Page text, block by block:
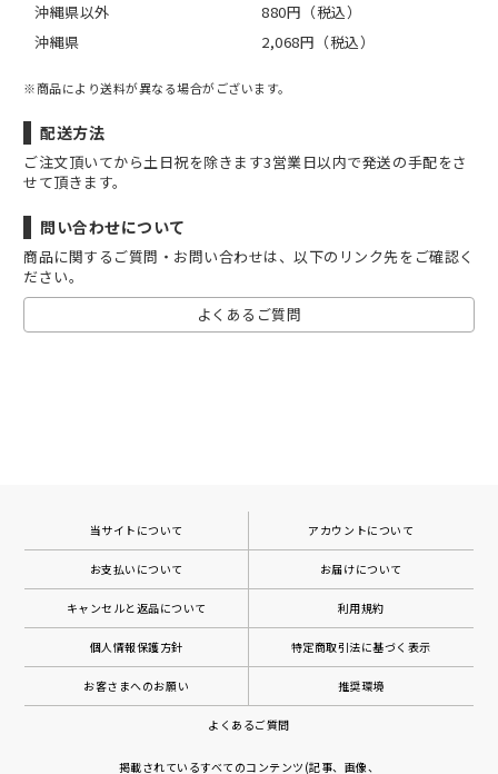
沖縄県以外
880円（税込）
沖縄県
2,068円（税込）
※商品により送料が異なる場合がございます。
配送方法
ご注文頂いてから土日祝を除きます3営業日以内で発送の手配をさ
せて頂きます。
問い合わせについて
商品に関するご質問・お問い合わせは、以下のリンク先をご確認く
ださい。
よくあるご質問
当サイトについて アカウントについて
お支払いについて お届けについて
キャンセルと返品について 利用規約
個人情報保護方針 特定商取引法に基づく表示
お客さまへのお願い 推奨環境
よくあるご質問
掲載されているすべてのコンテンツ(記事、画像、